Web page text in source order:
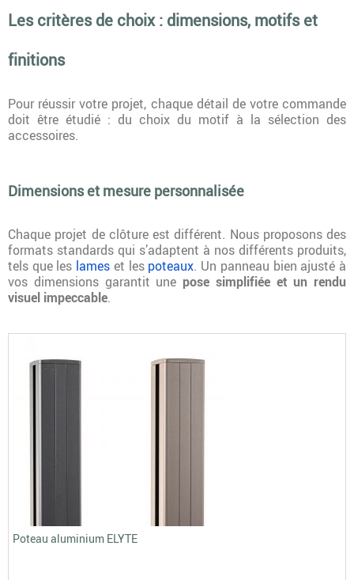
Les critères de choix : dimensions, motifs et
finitions
Pour réussir votre projet, chaque détail de votre commande
doit être étudié : du choix du motif à la sélection des
accessoires.
Dimensions et mesure personnalisée
Chaque projet de clôture est différent. Nous proposons des
formats standards qui s’adaptent à nos différents produits,
tels que les lames et les poteaux. Un panneau bien ajusté à
vos dimensions garantit une pose simplifiée et un rendu
visuel impeccable.
Poteau aluminium ELYTE